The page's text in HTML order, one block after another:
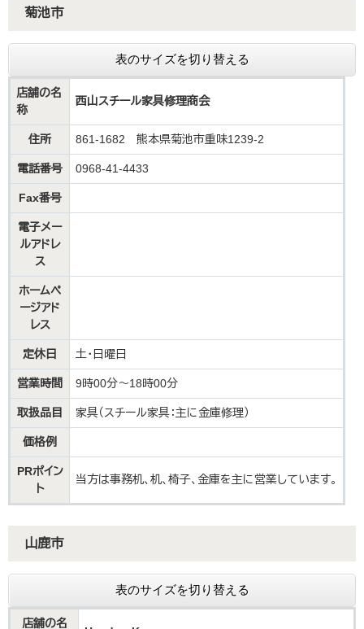
菊池市
表のサイズを切り替える
店舗の名
称
西山スチール家具修理商会
住所 861-1682 熊本県菊池市重味1239-2
電話番号 0968-41-4433
Fax番号
電子メー
ルアドレ
ス
ホームペ
ージアド
レス
定休日 土・日曜日
営業時間 9時00分～18時00分
取扱品目 家具（スチール家具：主に金庫修理）
価格例
PRポイン
ト
当方は事務机、机、椅子、金庫を主に営業しています。
山鹿市
表のサイズを切り替える
店舗の名